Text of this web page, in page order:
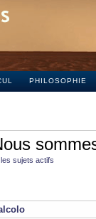
PHILOSOPHIE
les sujets actifs